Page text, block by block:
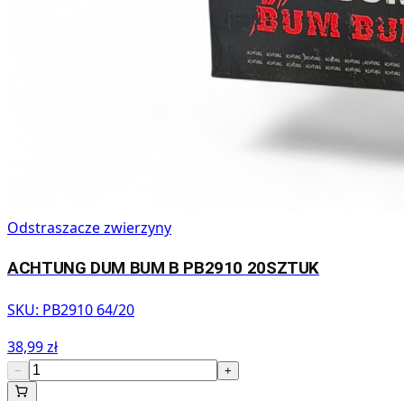
Odstraszacze zwierzyny
ACHTUNG DUM BUM B PB2910 20SZTUK
SKU: PB2910 64/20
38,99 zł
− +